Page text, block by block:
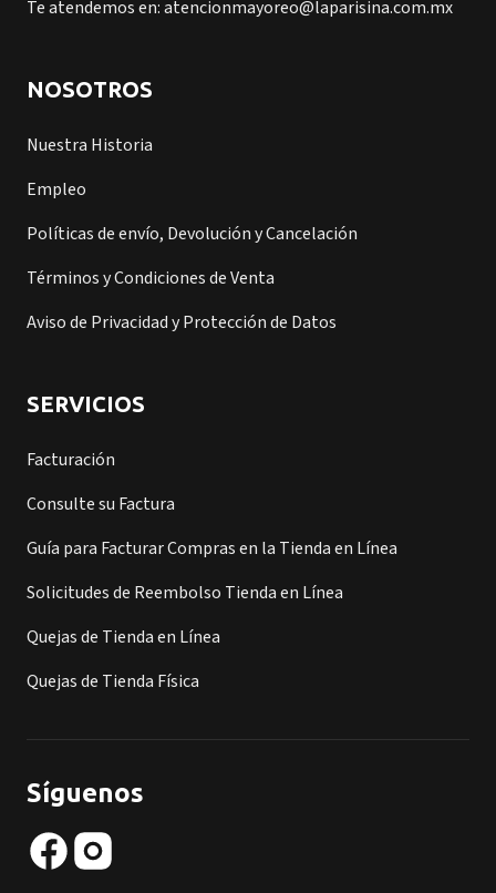
Te atendemos en: atencionmayoreo@laparisina.com.mx
NOSOTROS
Nuestra Historia
Empleo
Políticas de envío, Devolución y Cancelación
Términos y Condiciones de Venta
Aviso de Privacidad y Protección de Datos
SERVICIOS
Facturación
Consulte su Factura
Guía para Facturar Compras en la Tienda en Línea
Solicitudes de Reembolso Tienda en Línea
Quejas de Tienda en Línea
Quejas de Tienda Física
Síguenos